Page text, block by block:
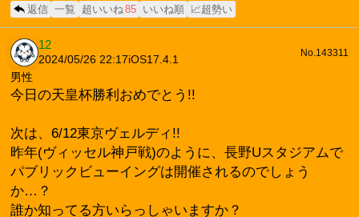
返信 一覧 超いいね85 いいね順 📈超勢い
12
2024/05/26 22:17iOS17.4.1
No.143311
男性
今日の天皇杯勝利おめでとう!!
次は、6/12東京ヴェルディ!!
昨年(ヴィッセル神戸戦)のように、長野Uスタジアムで
パブリックビューイングは開催されるのでしょう
か…？
誰か知ってる方いらっしゃいますか？